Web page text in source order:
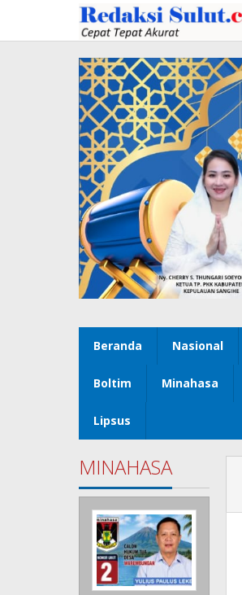
konten
Beranda Nasional
Boltim Minahasa
Lipsus
MINAHASA